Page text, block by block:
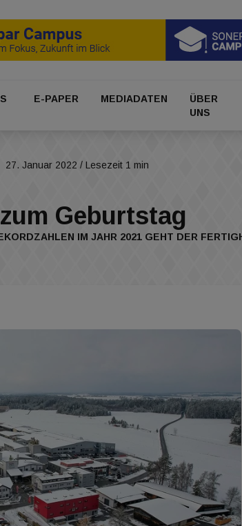
E-PAPER MEDIADATEN
ÜBER
UNS
27. Januar 2022 / Lesezeit 1 min
Geburtstag
IM JAHR 2021 GEHT DER